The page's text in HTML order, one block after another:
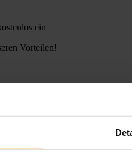
ein
Vorteilen!